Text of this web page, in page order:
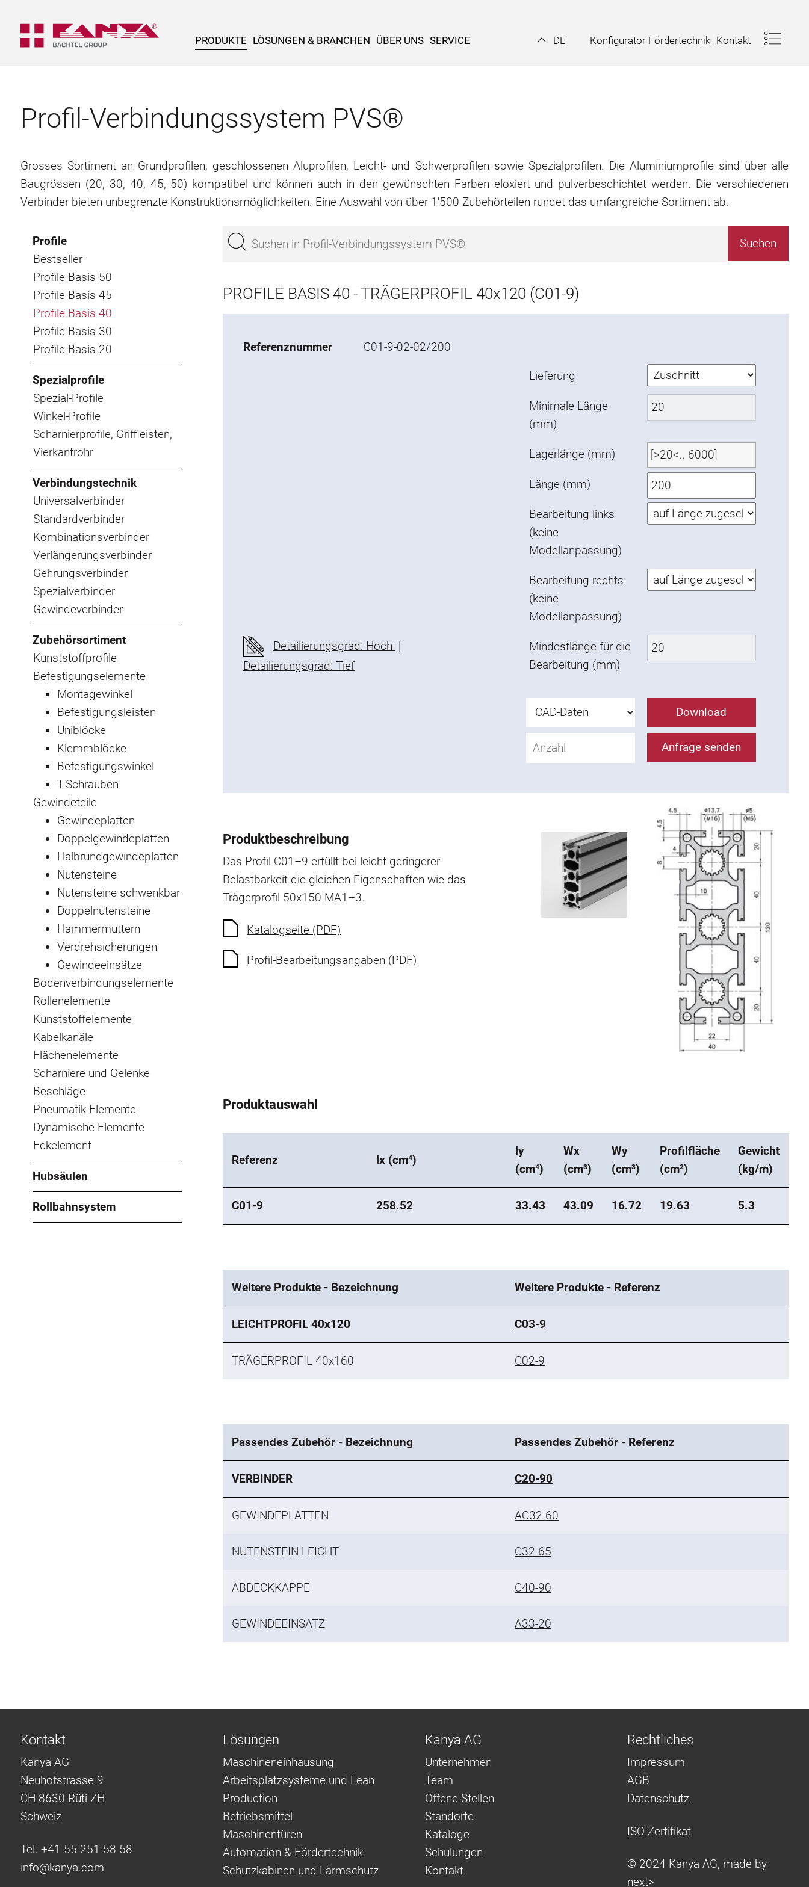
PRODUKTE LÖSUNGEN & BRANCHEN ÜBER UNS SERVICE DE Konfigurator Fördertechnik Kontakt
Profil-Verbindungssystem PVS®
Grosses Sortiment an Grundprofilen, geschlossenen Aluprofilen, Leicht- und Schwerprofilen sowie Spezialprofilen. Die Aluminiumprofile sind über alle
Baugrössen (20, 30, 40, 45, 50) kompatibel und können auch in den gewünschten Farben eloxiert und pulverbeschichtet werden. Die verschiedenen
Verbinder bieten unbegrenzte Konstruktionsmöglichkeiten. Eine Auswahl von über 1'500 Zubehörteilen rundet das umfangreiche Sortiment ab.
Profile
Bestseller
Profile Basis 50
Profile Basis 45
Profile Basis 40
Profile Basis 30
Profile Basis 20
Spezialprofile
Spezial-Profile
Winkel-Profile
Scharnierprofile, Griffleisten,
Vierkantrohr
Verbindungstechnik
Universalverbinder
Standardverbinder
Kombinationsverbinder
Verlängerungsverbinder
Gehrungsverbinder
Spezialverbinder
Gewindeverbinder
Zubehörsortiment
Kunststoffprofile
Befestigungselemente
Montagewinkel
Befestigungsleisten
Uniblöcke
Klemmblöcke
Befestigungswinkel
T-Schrauben
Gewindeteile
Gewindeplatten
Doppelgewindeplatten
Halbrundgewindeplatten
Nutensteine
Nutensteine schwenkbar
Doppelnutensteine
Hammermuttern
Verdrehsicherungen
Gewindeeinsätze
Bodenverbindungselemente
Rollenelemente
Kunststoffelemente
Kabelkanäle
Flächenelemente
Scharniere und Gelenke
Beschläge
Pneumatik Elemente
Dynamische Elemente
Eckelement
Hubsäulen
Rollbahnsystem
PROFILE BASIS 40 - TRÄGERPROFIL 40x120 (C01-9)
Referenznummer C01-9-02-02/200
Detailierungsgrad: Hoch |
Detailierungsgrad: Tief
Lieferung
Minimale Länge
(mm)
Lagerlänge (mm)
Länge (mm)
Bearbeitung links
(keine
Modellanpassung)
Bearbeitung rechts
(keine
Modellanpassung)
Mindestlänge für die
Bearbeitung (mm)
Download
Anfrage senden
Produktbeschreibung
Das Profil C01–9 erfüllt bei leicht geringerer
Belastbarkeit die gleichen Eigenschaften wie das
Trägerprofil 50x150 MA1–3.
Katalogseite (PDF)
Profil-Bearbeitungsangaben (PDF)
Produktauswahl
Referenz lx (cm⁴)
ly
(cm⁴)
Wx
(cm³)
Wy
(cm³)
Profilfläche
(cm²)
Gewicht
(kg/m)
C01-9 258.52 33.43 43.09 16.72 19.63 5.3
Weitere Produkte - Bezeichnung Weitere Produkte - Referenz
LEICHTPROFIL 40x120 C03-9
TRÄGERPROFIL 40x160 C02-9
Passendes Zubehör - Bezeichnung Passendes Zubehör - Referenz
VERBINDER C20-90
GEWINDEPLATTEN AC32-60
NUTENSTEIN LEICHT C32-65
ABDECKKAPPE C40-90
GEWINDEEINSATZ A33-20
Kontakt
Kanya AG
Neuhofstrasse 9
CH-8630 Rüti ZH
Schweiz
Tel. +41 55 251 58 58
info@kanya.com
Lösungen
Maschineneinhausung
Arbeitsplatzsysteme und Lean
Production
Betriebsmittel
Maschinentüren
Automation & Fördertechnik
Schutzkabinen und Lärmschutz
Kanya AG
Unternehmen
Team
Offene Stellen
Standorte
Kataloge
Schulungen
Kontakt
Rechtliches
Impressum
AGB
Datenschutz
ISO Zertifikat
© 2024 Kanya AG, made by
next>